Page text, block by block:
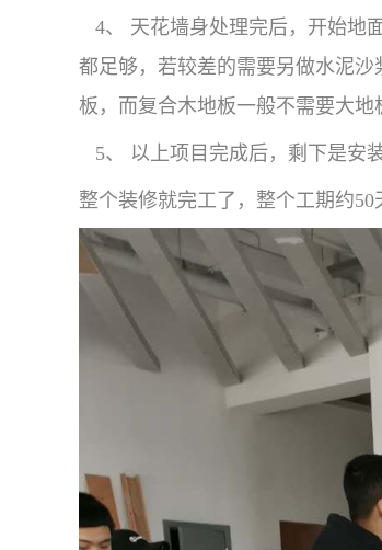
4、 天花墙身处理完后，开始地
都足够，若较差的需要另做水泥
板，而复合木地板一般不需要大地
5、 以上项目完成后，剩下是安
整个装修就完工了，整个工期约